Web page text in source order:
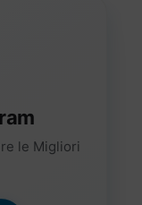
le Migliori